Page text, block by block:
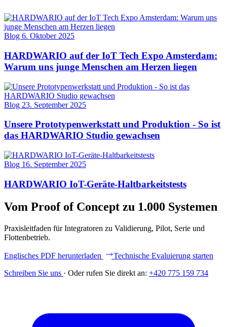
Blog 6. Oktober 2025
HARDWARIO auf der IoT Tech Expo Amsterdam:
Warum uns junge Menschen am Herzen liegen
Blog 23. September 2025
Unsere Prototypenwerkstatt und Produktion - So ist
das HARDWARIO Studio gewachsen
Blog 16. September 2025
HARDWARIO IoT-Geräte-Haltbarkeitstests
Vom Proof of Concept zu 1.000 Systemen
Praxisleitfaden für Integratoren zu Validierung, Pilot, Serie und
Flottenbetrieb.
Englisches PDF herunterladen
Technische Evaluierung starten
Schreiben Sie uns · Oder rufen Sie direkt an: +420 775 159 734